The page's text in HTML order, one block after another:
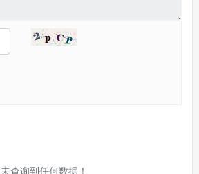
未查询到任何数据！